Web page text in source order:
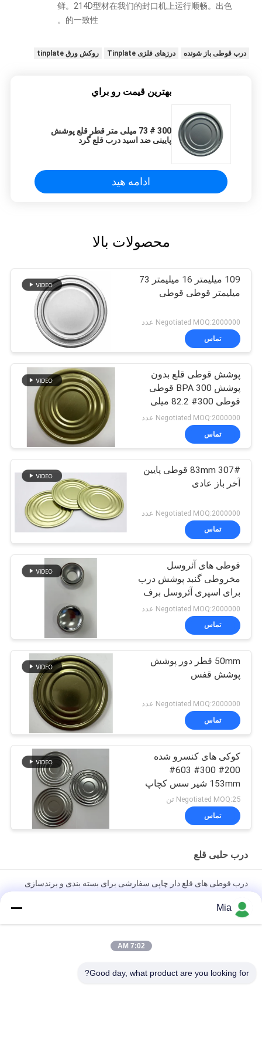
鲜。214D型材在我们的封口机上运行顺畅。出色
的一致性。
درب قوطی باز شونده درزهای فلزی Tinplate روکش ورق tinplate
بهترين قيمت رو براي
300 # 73 میلی متر قطر قلع پوشش
پایینی ضد اسید درب قلع گرد
ادامه هید
محصولات بالا
109 میلیمتر 16 میلیمتر 73
میلیمتر قوطی قوطی
Negotiated MOQ:2000000 عدد
تماس
پوشش قوطی قلع بدون
پوشش BPA 300 قوطی
قوطی 300# 82.2 میلی
متر 73 میلی متر را پوشش
می دهد
Negotiated MOQ:2000000 عدد
تماس
307# 83mm قوطی پایین
آخر باز عادی
Negotiated MOQ:2000000 عدد
تماس
قوطی های آئروسل
مخروطی گنبد پوشش درب
برای اسپری آئروسل برف
پاپر می توانید پوشش می
دهد
Negotiated MOQ:2000000 عدد
تماس
50mm قطر دور پوشش
پوشش قفس
Negotiated MOQ:2000000 عدد
تماس
کوکی های کنسرو شده
200# 300# 603#
153mm شیر سس کچاپ
درب قلع
Negotiated MOQ:25 تن
تماس
درب حلبی قلع
درب قوطی های قلع دار چاپی سفارشی برای بسته بندی و برندسازی
درب های قلع دار الکترولیتی سنگین برای قوطی های مواد غذایی |
آئروسل
Mia
7:02 AM
Good day, what product are you looking for?